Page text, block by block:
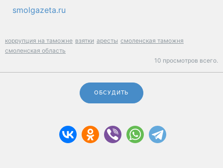
smolgazeta.ru
коррупция на таможне взятки аресты смоленская таможня
смоленская область
10 просмотров всего.
ОБСУДИТЬ